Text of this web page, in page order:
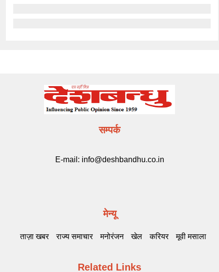
सम्पर्क
E-mail: info@deshbandhu.co.in
मेन्यू
ताज़ा खबर राज्य समाचार मनोरंजन खेल करियर मूवी मसाला
Related Links